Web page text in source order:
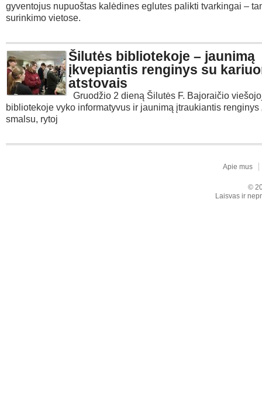
gyventojus nupuoštas kalėdines eglutes palikti tvarkingai –
surinkimo vietose.
Šilutės bibliotekoje – jaunimą
įkvepiantis renginys su
atstovais
Gruodžio 2 dieną Šilutės F. Bajoraičio
bibliotekoje vyko informatyvus ir jaunimą įtraukiantis renginys
smalsu, rytoj
Apie mus
©
Laisvas ir